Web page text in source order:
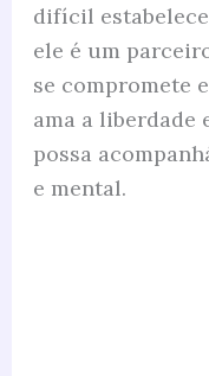
difícil
ele é um
se compromete
ama a liberdade
possa
e mental.